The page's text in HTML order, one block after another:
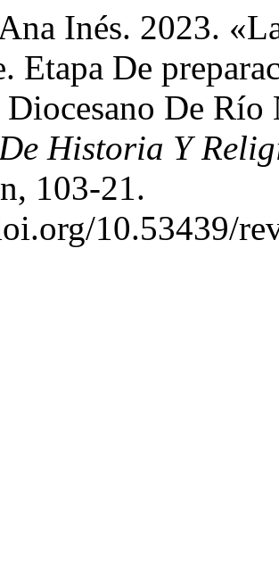
Inés. 2023.
Etapa De
Diocesano De
Historia Y
103-21.
10.53439/